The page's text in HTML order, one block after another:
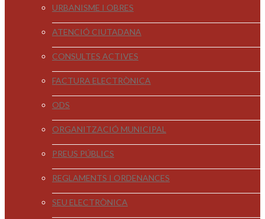
URBANISME I OBRES
ATENCIÓ CIUTADANA
CONSULTES ACTIVES
FACTURA ELECTRÒNICA
ODS
ORGANITZACIÓ MUNICIPAL
PREUS PÚBLICS
REGLAMENTS I ORDENANCES
SEU ELECTRÒNICA